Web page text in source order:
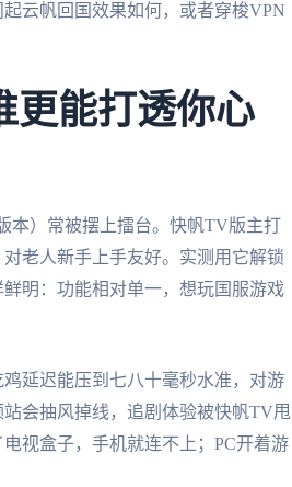
云帆回国效果如何，或者穿梭VPN
更能打透你心
本）常被摆上擂台。快帆TV版主打
老人新手上手友好。实测用它解锁
明：功能相对单一，想玩国服游戏
延迟能压到七八十毫秒水准，对游
会抽风掉线，追剧体验被快帆TV甩
视盒子，手机就连不上；PC开着游